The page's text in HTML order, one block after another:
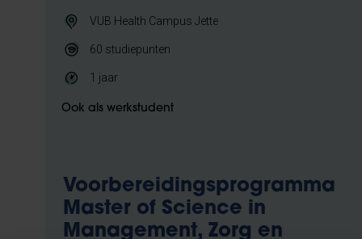
VUB Health Campus Jette
60 studiepunten
1 jaar
Ook als werkstudent
Voorbereidingsprogramma
Master of Science in
Management, Zorg en